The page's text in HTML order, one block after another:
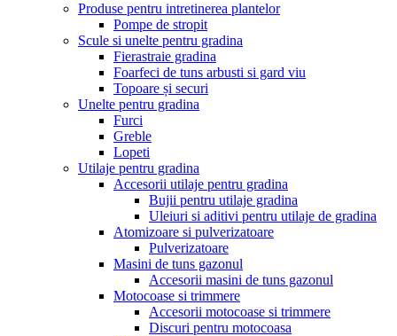
Produse pentru intretinerea plantelor
Pompe de stropit
Scule si unelte pentru gradina
Fierastraie gradina
Foarfeci de tuns arbusti si gard viu
Topoare și securi
Unelte pentru gradina
Furci
Greble
Lopeti
Utilaje pentru gradina
Accesorii utilaje pentru gradina
Bujii pentru utilaje gradina
Uleiuri si aditivi pentru utilaje de gradina
Atomizoare si pulverizatoare
Pulverizatoare
Masini de tuns gazonul
Accesorii masini de tuns gazonul
Motocoase si trimmere
Accesorii motocoase si trimmere
Discuri pentru motocoasa